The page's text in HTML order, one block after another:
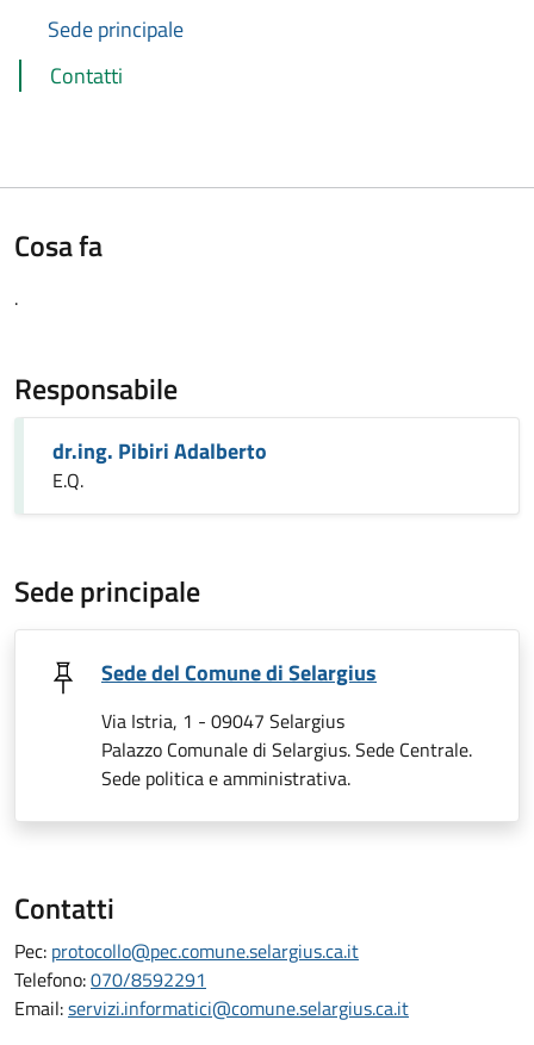
Sede principale
Contatti
Cosa fa
.
Responsabile
dr.ing. Pibiri Adalberto
E.Q.
Sede principale
Sede del Comune di Selargius
Via Istria, 1 - 09047 Selargius
Palazzo Comunale di Selargius. Sede Centrale.
Sede politica e amministrativa.
Contatti
Pec: protocollo@pec.comune.selargius.ca.it
Telefono:070/8592291
Email:servizi.informatici@comune.selargius.ca.it